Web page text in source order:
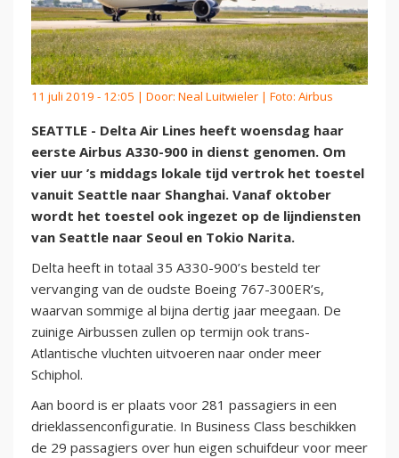
11 juli 2019 - 12:05 | Door: Neal Luitwieler | Foto: Airbus
SEATTLE - Delta Air Lines heeft woensdag haar
eerste Airbus A330-900 in dienst genomen. Om
vier uur ’s middags lokale tijd vertrok het toestel
vanuit Seattle naar Shanghai. Vanaf oktober
wordt het toestel ook ingezet op de lijndiensten
van Seattle naar Seoul en Tokio Narita.
Delta heeft in totaal 35 A330-900’s besteld ter
vervanging van de oudste Boeing 767-300ER’s,
waarvan sommige al bijna dertig jaar meegaan. De
zuinige Airbussen zullen op termijn ook trans-
Atlantische vluchten uitvoeren naar onder meer
Schiphol.
Aan boord is er plaats voor 281 passagiers in een
drieklassenconfiguratie. In Business Class beschikken
de 29 passagiers over hun eigen schuifdeur voor meer